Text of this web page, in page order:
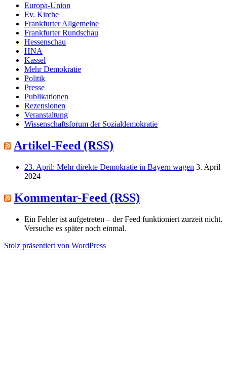
Europa-Union
Ev. Kirche
Frankfurter Allgemeine
Frankfurter Rundschau
Hessenschau
HNA
Kassel
Mehr Demokratie
Politik
Presse
Publikationen
Rezensionen
Veranstaltung
Wissenschaftsforum der Sozialdemokratie
Artikel-Feed (RSS)
23. April: Mehr direkte Demokratie in Bayern wagen 3. April
2024
Kommentar-Feed (RSS)
Ein Fehler ist aufgetreten – der Feed funktioniert zurzeit nicht.
Versuche es später noch einmal.
Stolz präsentiert von WordPress